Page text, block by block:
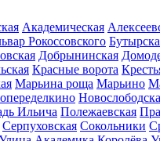
Академическая
Рокоссовского
Добрынинская
Красные ворота
Марьина роща Марьино
Ильича Полежаевская
Серпуховская Сокольники